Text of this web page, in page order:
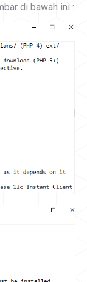
di bawah ini :